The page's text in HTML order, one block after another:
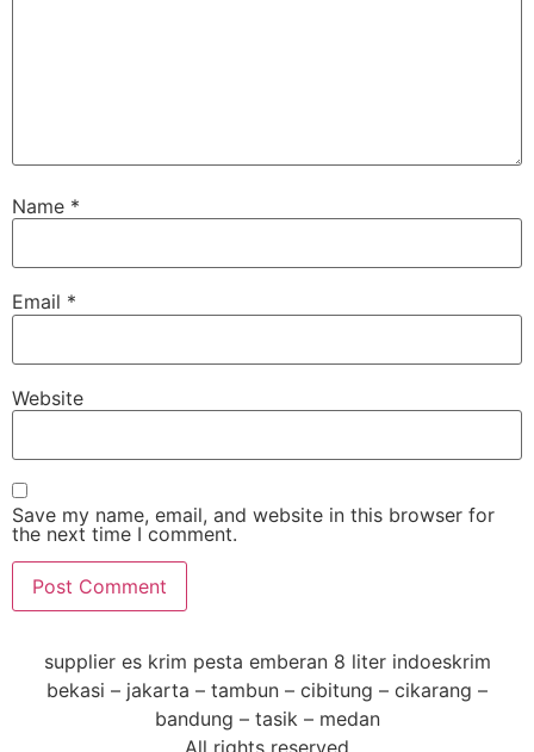
Name *
Email *
Website
Save my name, email, and website in this browser for
the next time I comment.
supplier es krim pesta emberan 8 liter indoeskrim
bekasi – jakarta – tambun – cibitung – cikarang –
bandung – tasik – medan